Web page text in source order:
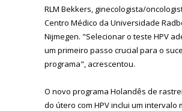
RLM Bekkers, ginecologista/
Centro Médico da Universidade
Nijmegen. "Selecionar o teste HPV
um primeiro passo crucial para o
programa", acrescentou.
O novo programa Holandês de
do útero com HPV inclui um intervalo